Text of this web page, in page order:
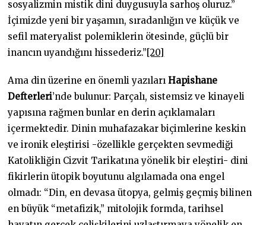
sosyalizmin mistik dini duygusuyla sarhoş oluruz.”
İçimizde yeni bir yaşamın, sıradanlığın ve küçük ve
sefil materyalist polemiklerin ötesinde, güçlü bir
inancın uyandığını hissederiz.”[20]
Ama din üzerine en önemli yazılarıHapishane
Defterleri’nde bulunur: Parçalı, sistemsiz ve kinayeli
yapısına rağmen bunlar en derin açıklamaları
içermektedir. Dinin muhafazakar biçimlerine keskin
ve ironik eleştirisi -özellikle gerçekten sevmediği
Katolikliğin Cizvit Tarikatına yönelik bir eleştiri- dini
fikirlerin ütopik boyutunu algılamada ona engel
olmadı: “Din, en devasa ütopya, gelmiş geçmiş bilinen
en büyük “metafizik,” mitolojik formda, tarihsel